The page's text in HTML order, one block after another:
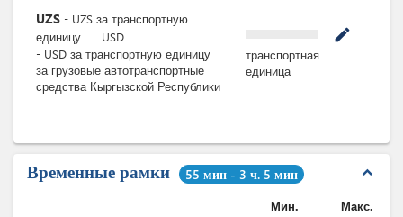
UZS - UZS за транспортную
единицу
USD
- USD за транспортную единицу
за грузовые автотранспортные
средства Кыргызской Республики
mode_edit
транспортная
единица
Временные рамки 55 мин - 3 ч. 5 мин expand_less
Мин. Макс.